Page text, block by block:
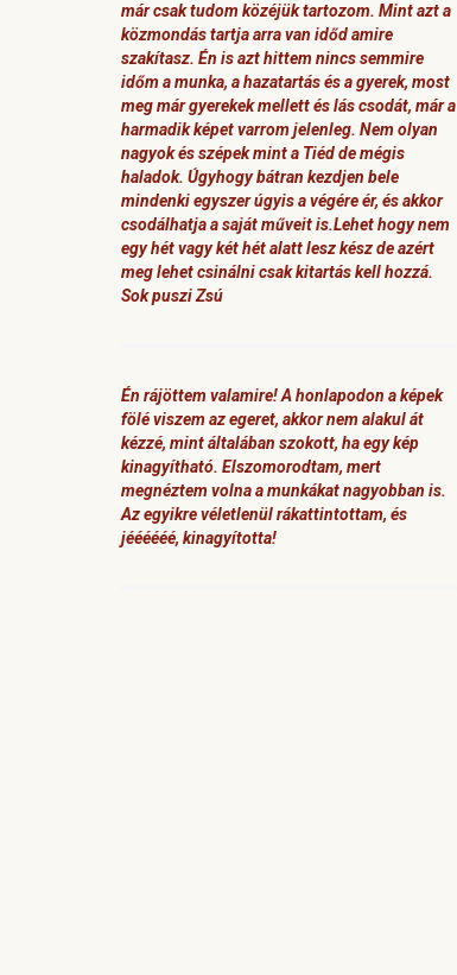
már csak tudom közéjük tartozom. Mint azt a
közmondás tartja arra van időd amire
szakítasz. Én is azt hittem nincs semmire
időm a munka, a hazatartás és a gyerek, most
meg már gyerekek mellett és lás csodát, már a
harmadik képet varrom jelenleg. Nem olyan
nagyok és szépek mint a Tiéd de mégis
haladok. Úgyhogy bátran kezdjen bele
mindenki egyszer úgyis a végére ér, és akkor
csodálhatja a saját műveit is.Lehet hogy nem
egy hét vagy két hét alatt lesz kész de azért
meg lehet csinálni csak kitartás kell hozzá.
Sok puszi Zsú
Én rájöttem valamire! A honlapodon a képek
fölé viszem az egeret, akkor nem alakul át
kézzé, mint általában szokott, ha egy kép
kinagyítható. Elszomorodtam, mert
megnéztem volna a munkákat nagyobban is.
Az egyikre véletlenül rákattintottam, és
jéééééé, kinagyította!